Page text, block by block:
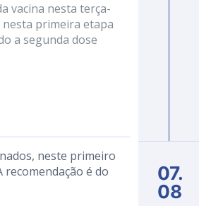
vacina nesta terça-
nesta primeira etapa
a segunda dose
neste primeiro
é do
07.
08